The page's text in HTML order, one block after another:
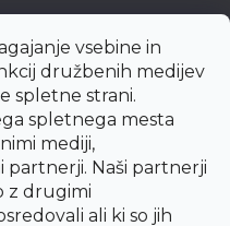
vsebine in
družbenih medijev
spletne strani.
spletnega mesta
mediji,
partnerji. Naši partnerji
z drugimi
ali ki so jih